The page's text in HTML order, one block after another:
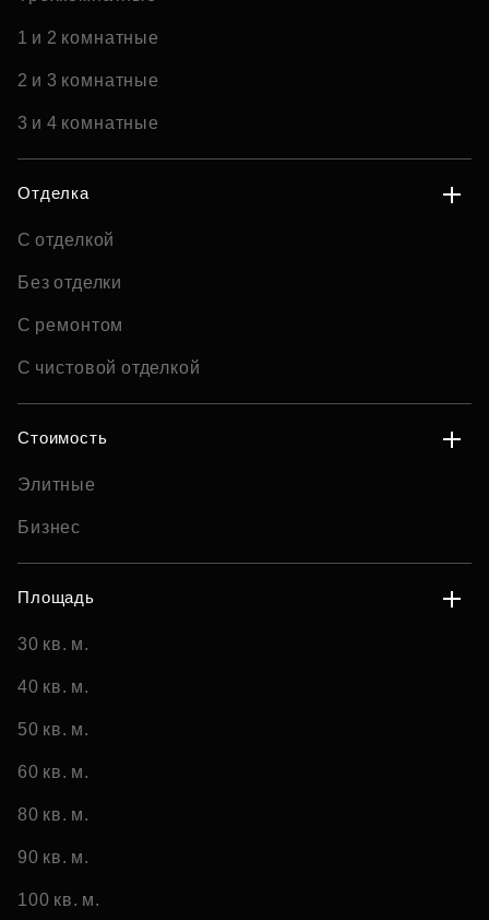
1 и 2 комнатные
2 и 3 комнатные
3 и 4 комнатные
Отделка
С отделкой
Без отделки
С ремонтом
С чистовой отделкой
Стоимость
Элитные
Бизнес
Площадь
30 кв. м.
40 кв. м.
50 кв. м.
60 кв. м.
80 кв. м.
90 кв. м.
100 кв. м.